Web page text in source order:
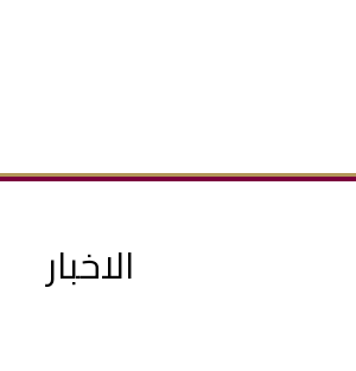
الاخبار